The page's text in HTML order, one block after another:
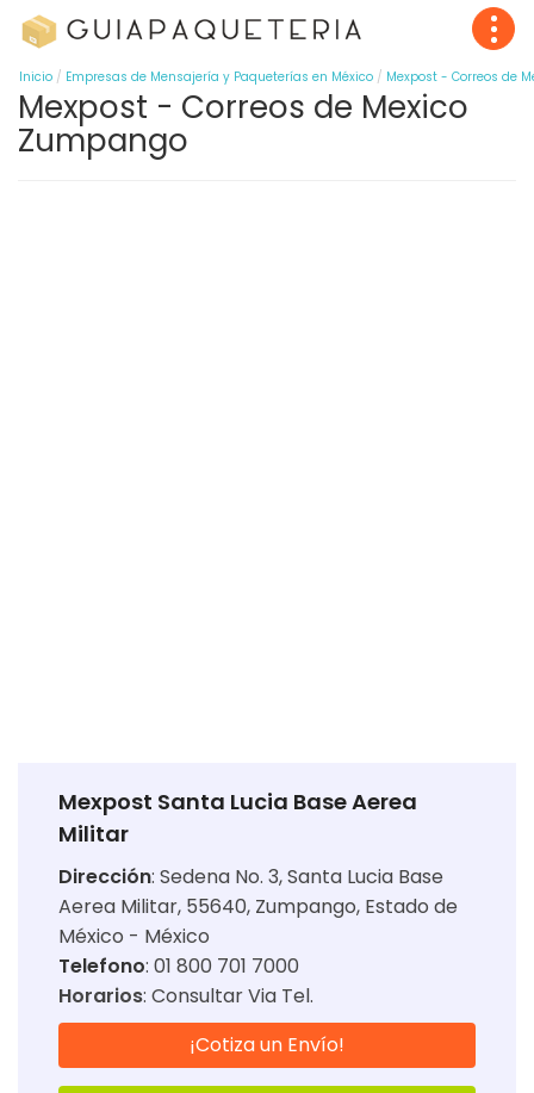
Inicio Empresas de Mensajería y Paqueterías en México Mexpost - Correos de
Mexpost - Correos de Mexico
Zumpango
Mexpost Santa Lucia Base Aerea
Militar
Dirección: Sedena No. 3, Santa Lucia Base
Aerea Militar, 55640, Zumpango, Estado de
México - México
Telefono: 01 800 701 7000
Horarios: Consultar Via Tel.
¡Cotiza un Envío!